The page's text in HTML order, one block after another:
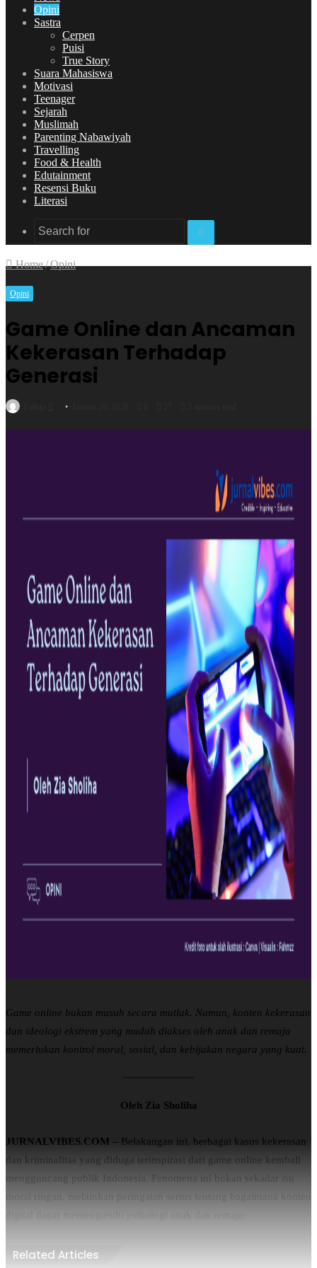
Opini
Sastra
Cerpen
Puisi
True Story
Suara Mahasiswa
Motivasi
Teenager
Sejarah
Muslimah
Parenting Nabawiyah
Travelling
Food & Health
Edutainment
Resensi Buku
Literasi
Search
Home/Opini
Opini
Game Online dan Ancaman
Kekerasan Terhadap
Generasi
Send
Game online bukan musuh secara mutlak. Namun, konten kekerasan
dan ideologi ekstrem yang mudah diakses oleh anak dan remaja
memerlukan kontrol moral, sosial, dan kebijakan negara yang kuat.
Oleh Zia Sholiha
JURNALVIBES.COM – Belakangan ini, berbagai kasus kekerasan
dan kriminalitas yang diduga terinspirasi dari game online kembali
mengguncang publik Indonesia. Fenomena ini bukan sekadar isu
moral ringan, melainkan peringatan serius tentang bagaimana konten
Related Articles